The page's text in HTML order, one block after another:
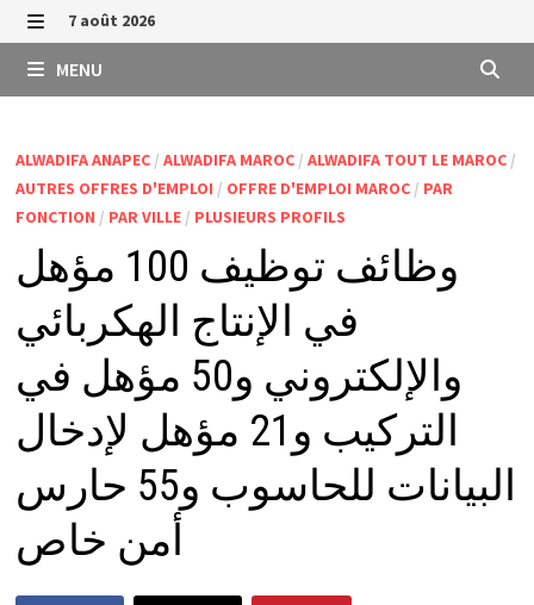
Passer
au
contenu
MENU
7 août 2026
MENU
ALWADIFA ANAPEC/ ALWADIFA MAROC/ ALWADIFA TOUT LE MAROC/
AUTRES OFFRES D'EMPLOI / OFFRE D'EMPLOI MAROC/ PAR
FONCTION / PAR VILLE/ PLUSIEURS PROFILS
وظائف توظيف 100 مؤهل
في الإنتاج الهكربائي
والإلكتروني و50 مؤهل في
التركيب و21 مؤهل لإدخال
البيانات للحاسوب و55 حارس
أمن خاص